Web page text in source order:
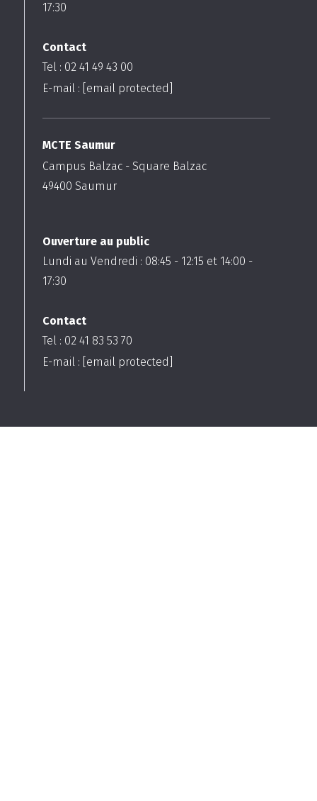
17:30
Contact
Tel : 02 41 49 43 00
E-mail : [email protected]
MCTE Saumur
Campus Balzac - Square Balzac
49400 Saumur
Ouverture au public
Lundi au Vendredi : 08:45 - 12:15 et 14:00 -
17:30
Contact
Tel : 02 41 83 53 70
E-mail : [email protected]